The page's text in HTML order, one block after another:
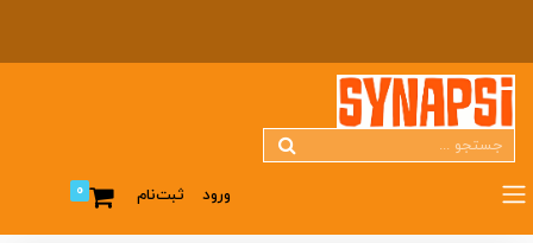
ورود ثبت‌نام 0